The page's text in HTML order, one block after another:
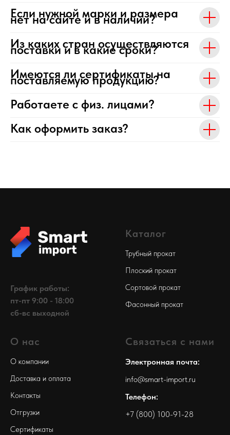
Если нужной марки и размера
нет на сайте и в наличии?
Из каких стран осуществляются
поставки и в какие сроки?
Имеются ли сертификаты на
поставляемую продукцию?
Работаете с физ. лицами?
Как оформить заказ?
График работы:
пт-пт 9:00 - 18:00
сб-вс выходной
Каталог
Трубный прокат
Плоский прокат
Сортовой прокат
Фасонный прокат
О нас
О компании
Доставка и оплата
Контакты
Отгрузки
Сертификаты
Связаться с нами
Электронная почта:
info@smart-import.ru
Телефон:
+7 (800) 100-91-28